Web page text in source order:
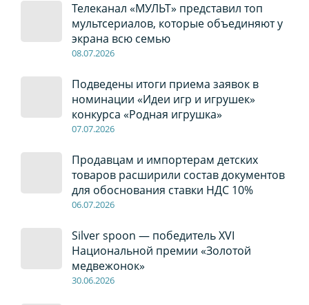
Телеканал «МУЛЬТ» представил топ
мультсериалов, которые объединяют у
экрана всю семью
08.07.2026
Подведены итоги приема заявок в
номинации «Идеи игр и игрушек»
конкурса «Родная игрушка»
07.07.2026
Продавцам и импортерам детских
товаров расширили состав документов
для обоснования ставки НДС 10%
06.07.2026
Silver spoon — победитель XVI
Национальной премии «Золотой
медвежонок»
30.06.2026